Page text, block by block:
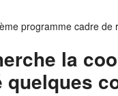
programme cadre de
la